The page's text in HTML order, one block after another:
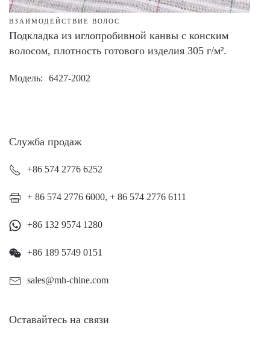
ВЗАИМОДЕЙСТВИЕ ВОЛОС
Подкладка из иглопробивной канвы с конским
волосом, плотность готового изделия 305 г/м².
Модель 6427-2002
Служба продаж
+86 574 2776 6252
+ 86 574 2776 6000, + 86 574 2776 6111
+86 132 9574 1280
+86 189 5749 0151
sales@mh-chine.com
Оставайтесь на связи